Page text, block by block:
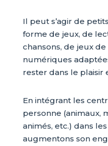
Il peut s’agir de
forme de jeux, de
chansons, de jeux de
numériques
rester dans le plaisir
En intégrant les
personne (animaux,
animés, etc.) dans
augmentons son